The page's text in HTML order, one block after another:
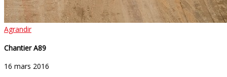
Agrandir
Chantier A89
16 mars 2016